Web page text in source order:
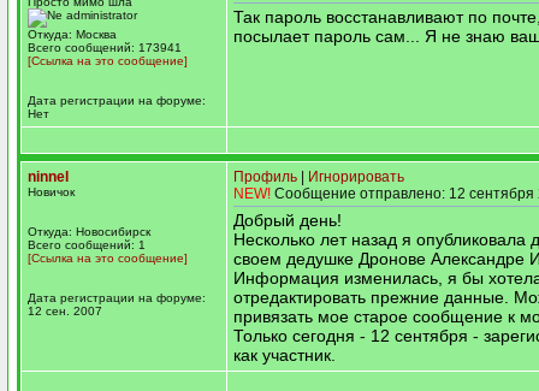
Откуда: Москва
Всего сообщений: 173941
[Ссылка на это сообщение]
Дата регистрации на форуме:
Нет
Так пароль восстанавливают по
посылает пароль сам... Я не знаю
ninnel
Новичок
Откуда: Новосибирск
Всего сообщений: 1
[Ссылка на это сообщение]
Дата регистрации на форуме:
12 сен. 2007
Профиль
Игнорировать
NEW! Сообщение отправлено: 12 сентября
Добрый день!
Несколько лет назад я опубликовала
своем дедушке Дронове Александре
Информация изменилась, я бы
отредактировать прежние данные.
привязать мое старое сообщение к
Только сегодня - 12 сентября -
как участник.